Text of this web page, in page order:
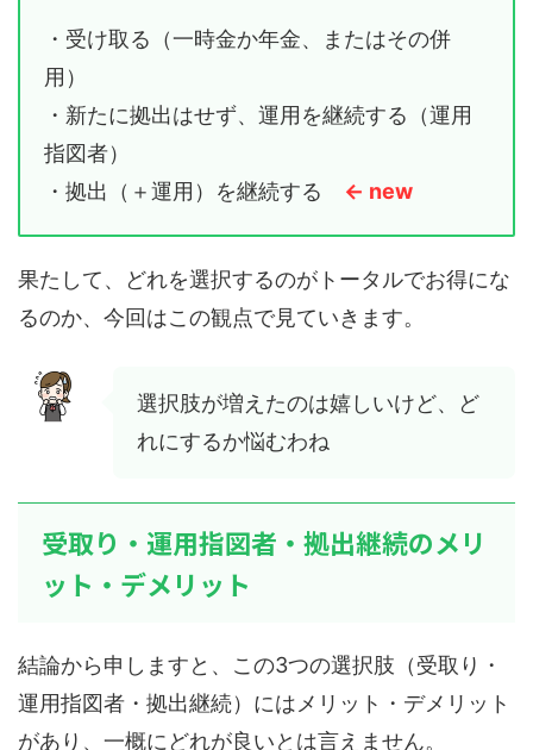
・受け取る（一時金か年金、またはその併
用）
・新たに拠出はせず、運用を継続する（運用
指図者）
・拠出（＋運用）を継続する ← new
果たして、どれを選択するのがトータルでお得にな
るのか、今回はこの観点で見ていきます。
選択肢が増えたのは嬉しいけど、ど
れにするか悩むわね
受取り・運用指図者・拠出継続のメリ
ット・デメリット
結論から申しますと、この3つの選択肢（受取り・
運用指図者・拠出継続）にはメリット・デメリット
があり、一概にどれが良いとは言えません。